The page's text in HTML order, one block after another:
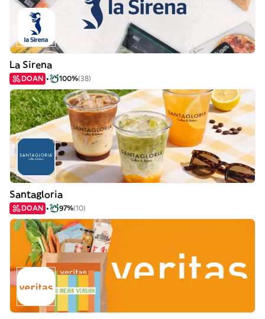
La Sirena
DOAN 100%(38)
Santagloria
DOAN 97%(10)